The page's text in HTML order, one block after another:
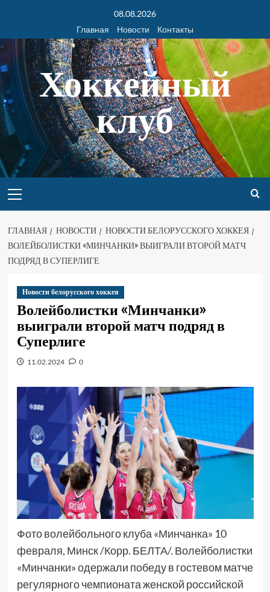
08.08.2026
Главная
Новости Контакты
Хоккейный
клуб
ГЛАВНАЯ НОВОСТИ
НОВОСТИ БЕЛОРУССКОГО ХОККЕЯ
ВОЛЕЙБОЛИСТКИ «МИНЧАНКИ» ВЫИГРАЛИ ВТОРОЙ МАТЧ
ПОДРЯД В СУПЕРЛИГЕ
Новости белорусского хоккея
Волейболистки «Минчанки»
выиграли второй матч подряд в
Суперлиге
11.02.2024 0
Фото волейбольного клуба «Минчанка» 10
февраля, Минск /Корр. БЕЛТА/. Волейболистки
«Минчанки» одержали победу в гостевом матче
регулярного чемпионата женской российской